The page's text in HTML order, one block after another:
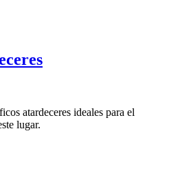
atardeceres ideales para el
lugar.